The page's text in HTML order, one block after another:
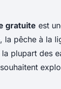
gratuite est
pêche à la
plupart des